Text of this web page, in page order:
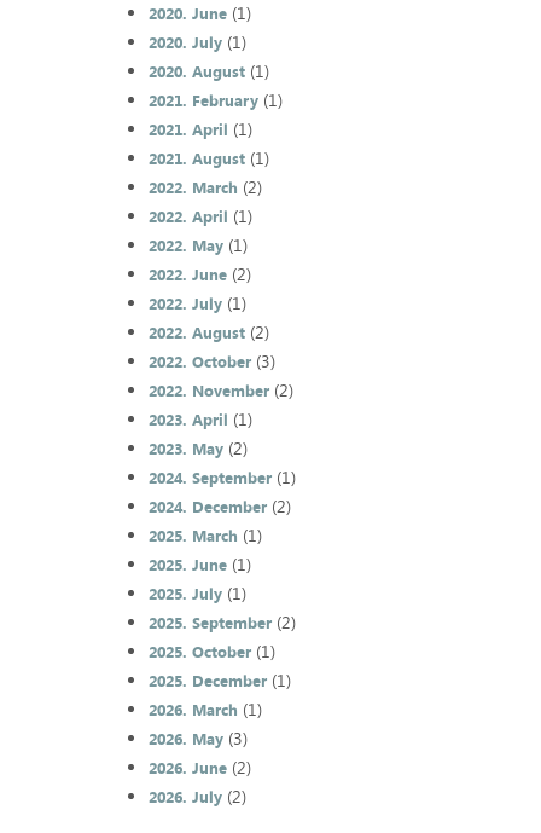
2020. June(1)
2020. July(1)
2020. August(1)
2021. February(1)
2021. April (1)
2021. August(1)
2022. March (2)
2022. April (1)
2022. May(1)
2022. June(2)
2022. July(1)
2022. August(2)
2022. October(3)
2022. November(2)
2023. April (1)
2023. May(2)
2024. September(1)
2024. December(2)
2025. March (1)
2025. June(1)
2025. July(1)
2025. September(2)
2025. October(1)
2025. December(1)
2026. March (1)
2026. May(3)
2026. June(2)
2026. July(2)